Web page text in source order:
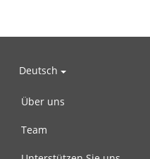
Deutsch
Über uns
Team